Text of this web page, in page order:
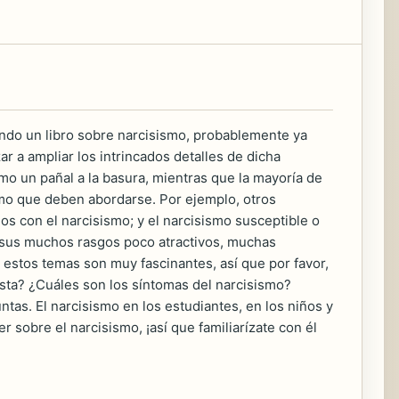
un libro sobre narcisismo, probablemente ya
a ampliar los intrincados detalles de dicha
un pañal a la basura, mientras que la mayoría de
que deben abordarse. Por ejemplo, otros
con el narcisismo; y el narcisismo susceptible o
muchos rasgos poco atractivos, muchas
temas son muy fascinantes, así que por favor,
¿Cuáles son los síntomas del narcisismo?
El narcisismo en los estudiantes, en los niños y
sobre el narcisismo, ¡así que familiarízate con él